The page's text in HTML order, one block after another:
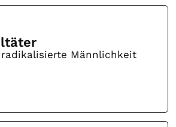
radikalisierte Männlichkeit